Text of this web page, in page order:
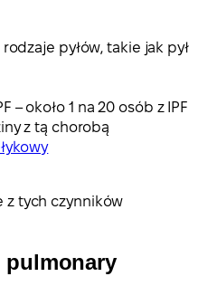
pyłów, takie jak pył
– około 1 na 20 osób z IPF
z tą chorobą
z tych czynników
pulmonary